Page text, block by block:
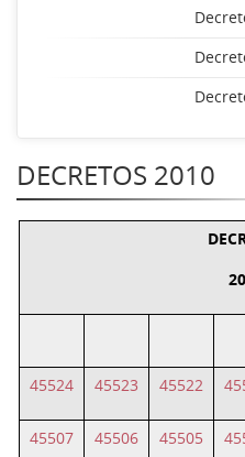
DECRETOS 2010
45524 45523 45522
45507 45506 45505